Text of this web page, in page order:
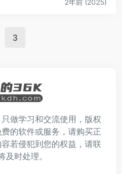
2年前 (2025)
3
做学习和交流使用，版权
的软件或服务，请购买正
若侵犯到您的权益，请联
及时处理。